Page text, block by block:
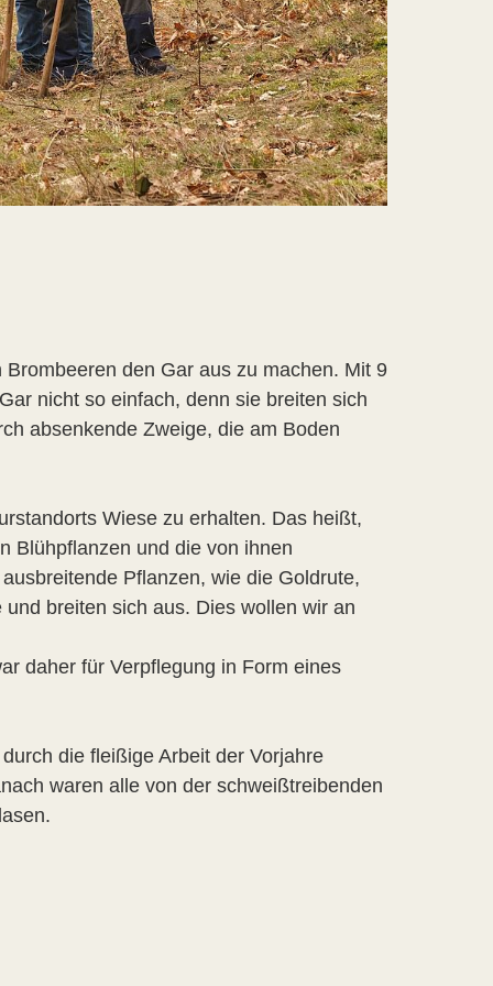
den Gar aus zu machen. Mit 9
nicht so einfach, denn sie breiten sich
absenkende Zweige, die am Boden
Wiese zu erhalten. Das heißt,
Blühpflanzen und die von ihnen
Pflanzen, wie die Goldrute,
breiten sich aus. Dies wollen wir an
daher für Verpflegung in Form eines
die fleißige Arbeit der Vorjahre
waren alle von der schweißtreibenden